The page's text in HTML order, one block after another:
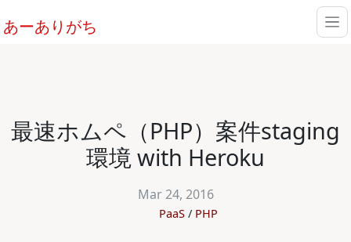
あーありがち
最速ホムペ（PHP）案件staging
環境 with Heroku
Mar 24, 2016
PaaS PHP